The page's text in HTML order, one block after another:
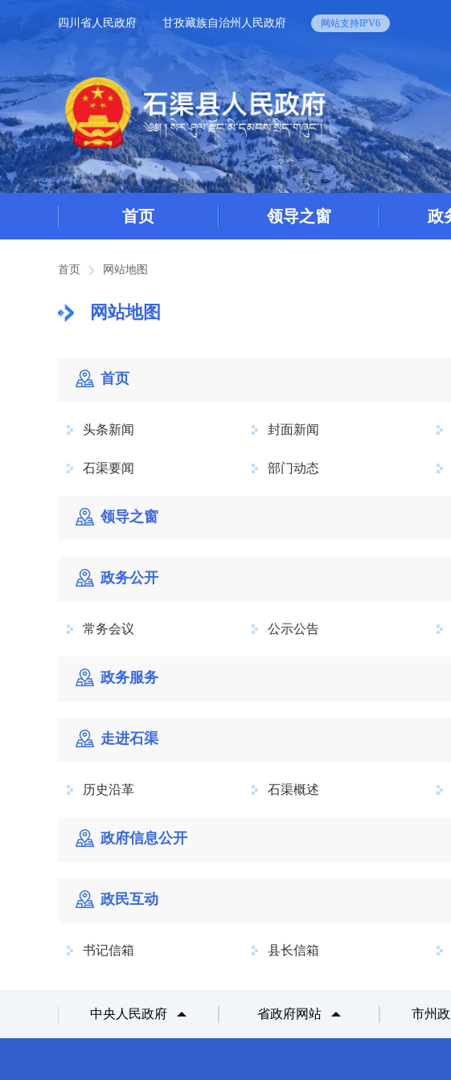
四川省人民政府 甘孜藏族自治州人民政府 网站支持IPV6
首页 领导之窗 政
首页 网站地图
网站地图
首页
头条新闻 封面新闻
石渠要闻 部门动态
领导之窗
政务公开
常务会议 公示公告
政务服务
走进石渠
历史沿革 石渠概述
政府信息公开
政民互动
书记信箱 县长信箱
中央人民政府 省政府网站 市州